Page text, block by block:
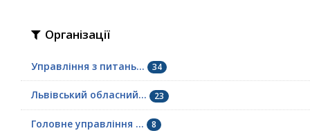
Організації
Управління з питань... 34
Львівський обласний... 23
Головне управління ... 8